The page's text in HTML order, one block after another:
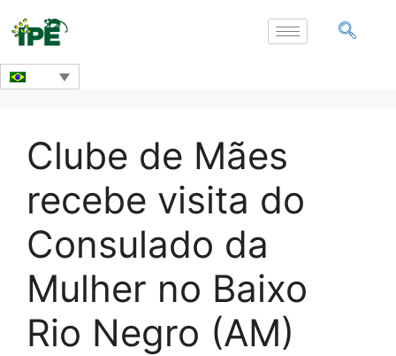
Clube de Mães
recebe visita do
Consulado da
Mulher no Baixo
Rio Negro (AM)